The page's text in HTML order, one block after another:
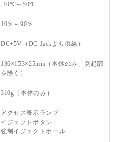
-10℃～50℃
10％～90％
DC+5V（DC Jackより供給）
136×153×25mm（本体のみ、突起部
を除く）
310g（本体のみ）
アクセス表示ランプ
イジェクトボタン
強制イジェクトホール